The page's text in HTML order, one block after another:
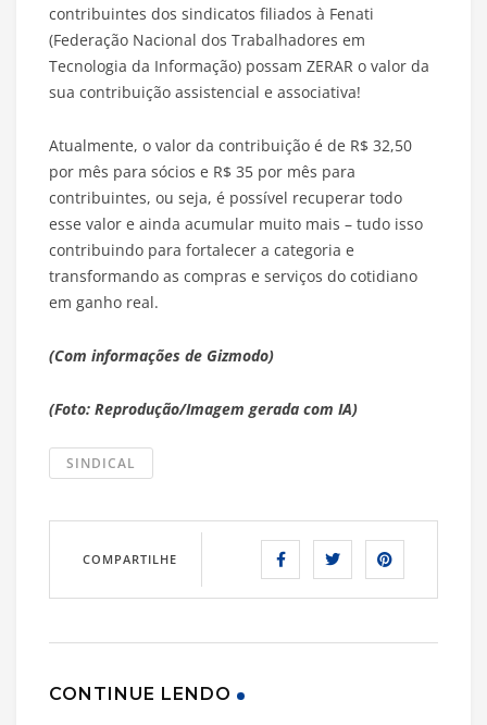
contribuintes dos sindicatos filiados à Fenati
(Federação Nacional dos Trabalhadores em
Tecnologia da Informação) possam ZERAR o valor da
sua contribuição assistencial e associativa!
Atualmente, o valor da contribuição é de R$ 32,50
por mês para sócios e R$ 35 por mês para
contribuintes, ou seja, é possível recuperar todo
esse valor e ainda acumular muito mais – tudo isso
contribuindo para fortalecer a categoria e
transformando as compras e serviços do cotidiano
em ganho real.
(Com informações de Gizmodo)
(Foto: Reprodução/Imagem gerada com IA)
SINDICAL
COMPARTILHE
CONTINUE LENDO